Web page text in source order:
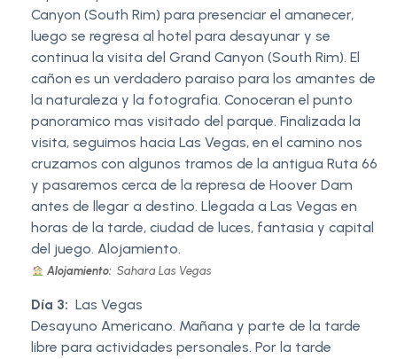
Canyon (South Rim) para presenciar el amanecer,
luego se regresa al hotel para desayunar y se
continua la visita del Grand Canyon (South Rim). El
cañon es un verdadero paraiso para los amantes de
la naturaleza y la fotografia. Conoceran el punto
panoramico mas visitado del parque. Finalizada la
visita, seguimos hacia Las Vegas, en el camino nos
cruzamos con algunos tramos de la antigua Ruta 66
y pasaremos cerca de la represa de Hoover Dam
antes de llegar a destino. Llegada a Las Vegas en
horas de la tarde, ciudad de luces, fantasia y capital
del juego. Alojamiento.
Alojamiento: Sahara Las Vegas
Día 3: Las Vegas
Desayuno Americano. Mañana y parte de la tarde
libre para actividades personales. Por la tarde